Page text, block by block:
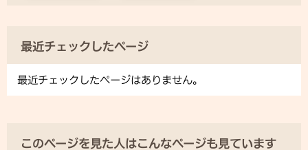
最近チェックしたページ
最近チェックしたページはありません。
このページを見た人はこんなページも見ています